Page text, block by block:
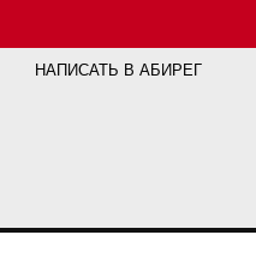
НАПИСАТЬ В АБИРЕГ